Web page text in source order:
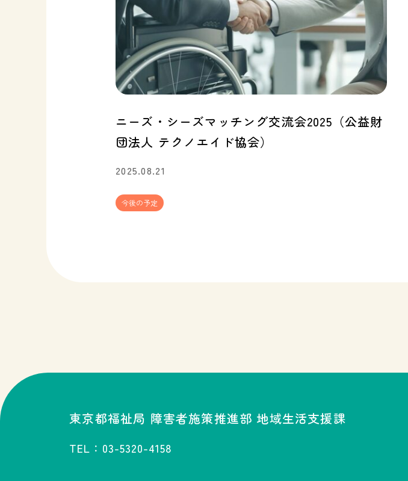
ニーズ・シーズマッチング交流会2025（公益財
団法人 テクノエイド協会）
2025.08.21
今後の予定
東京都福祉局 障害者施策推進部 地域生活支援課
TEL：03-5320-4158